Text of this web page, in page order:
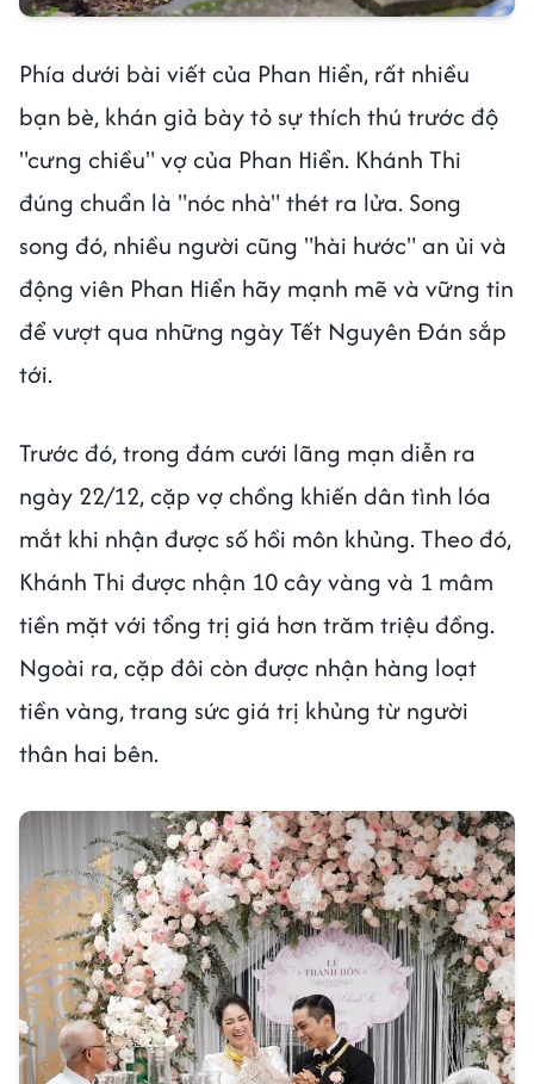
Phía dưới bài viết của Phan Hiển, rất nhiều
bạn bè, khán giả bày tỏ sự thích thú trước độ
"cưng chiều" vợ của Phan Hiển. Khánh Thi
đúng chuẩn là "nóc nhà" thét ra lửa. Song
song đó, nhiều người cũng "hài hước" an ủi và
động viên Phan Hiển hãy mạnh mẽ và vững tin
để vượt qua những ngày Tết Nguyên Đán sắp
tới.
Trước đó, trong đám cưới lãng mạn diễn ra
ngày 22/12, cặp vợ chồng khiến dân tình lóa
mắt khi nhận được số hồi môn khủng. Theo đó,
Khánh Thi được nhận 10 cây vàng và 1 mâm
tiền mặt với tổng trị giá hơn trăm triệu đồng.
Ngoài ra, cặp đôi còn được nhận hàng loạt
tiền vàng, trang sức giá trị khủng từ người
thân hai bên.